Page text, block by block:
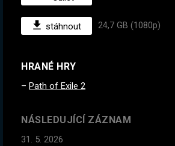
stáhnout 24,7 GB (1080p)
HRANÉ HRY
Path of Exile 2
NÁSLEDUJÍCÍ ZÁZNAM
31. 5. 2026